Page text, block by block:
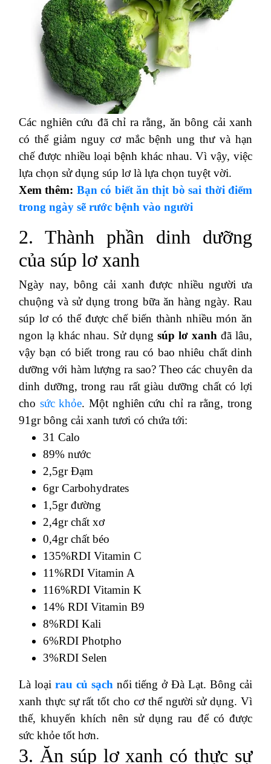
Các nghiên cứu đã chỉ ra rằng, ăn bông cải xanh
có thể giảm nguy cơ mắc bệnh ung thư và hạn
chế được nhiều loại bệnh khác nhau. Vì vậy, việc
lựa chọn sử dụng súp lơ là lựa chọn tuyệt vời.
Xem thêm: Bạn có biết ăn thịt bò sai thời điểm
trong ngày sẽ rước bệnh vào người
2. Thành phần dinh dưỡng
của súp lơ xanh
Ngày nay, bông cải xanh được nhiều người ưa
chuộng và sử dụng trong bữa ăn hàng ngày. Rau
súp lơ có thể được chế biến thành nhiều món ăn
ngon lạ khác nhau. Sử dụng súp lơ xanh đã lâu,
vậy bạn có biết trong rau có bao nhiêu chất dinh
dưỡng với hàm lượng ra sao? Theo các chuyên da
dinh dưỡng, trong rau rất giàu dưỡng chất có lợi
cho sức khỏe. Một nghiên cứu chỉ ra rằng, trong
91gr bông cải xanh tươi có chứa tới:
31 Calo
89% nước
2,5gr Đạm
6gr Carbohydrates
1,5gr đường
2,4gr chất xơ
0,4gr chất béo
135%RDI Vitamin C
11%RDI Vitamin A
116%RDI Vitamin K
14% RDI Vitamin B9
8%RDI Kali
6%RDI Photpho
3%RDI Selen
Là loại rau củ sạch nổi tiếng ở Đà Lạt. Bông cải
xanh thực sự rất tốt cho cơ thể người sử dụng. Vì
thế, khuyến khích nên sử dụng rau để có được
sức khỏe tốt hơn.
3. Ăn súp lơ xanh có thực sự